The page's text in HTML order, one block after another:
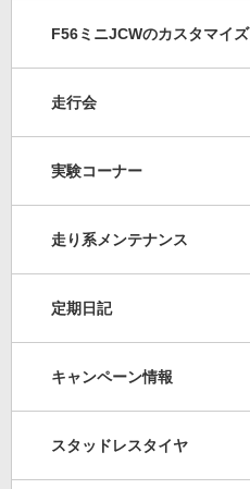
F56ミニJCWのカスタマイズ
走行会
実験コーナー
走り系メンテナンス
定期日記
キャンペーン情報
スタッドレスタイヤ